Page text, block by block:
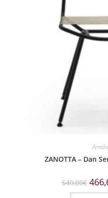
Arredo
ZANOTTA – Dan
549,00€